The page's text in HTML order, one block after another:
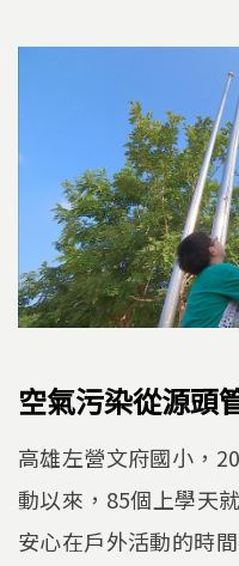
空氣污染從源頭
高雄左營文府國小，
動以來，85個上學天
安心在戶外活動的時